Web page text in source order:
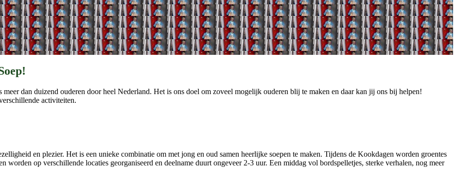
dan duizend ouderen door heel Nederland. Het is ons doel om zoveel mogelijk ouderen blij te maken en daar kan jij ons bij helpen!
activiteiten.
en plezier. Het is een unieke combinatie om met jong en oud samen heerlijke soepen te maken. Tijdens de Kookdagen worden groentes
op verschillende locaties georganiseerd en deelname duurt ongeveer 2-3 uur. Een middag vol bordspelletjes, sterke verhalen, nog meer